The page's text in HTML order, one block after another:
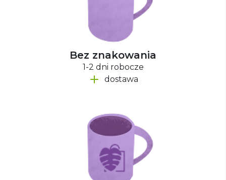
Bez znakowania
1-2 dni robocze
dostawa